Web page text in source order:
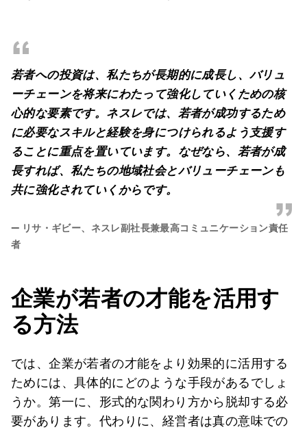
“
若者への投資は、私たちが長期的に成長し、バリュ
ーチェーンを将来にわたって強化していくための核
心的な要素です。ネスレでは、若者が成功するため
に必要なスキルと経験を身につけられるよう支援す
ることに重点を置いています。なぜなら、若者が成
長すれば、私たちの地域社会とバリューチェーンも
共に強化されていくからです。
”
— リサ・ギビー、ネスレ副社長兼最高コミュニケーション責任
者
企業が若者の才能を活用す
る方法
では、企業が若者の才能をより効果的に活用する
ためには、具体的にどのような手段があるでしょ
うか。第一に、形式的な関わり方から脱却する必
要があります。代わりに、経営者は真の意味での